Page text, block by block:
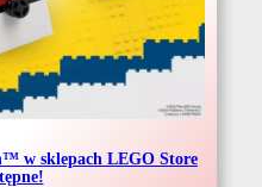
w sklepach LEGO Store